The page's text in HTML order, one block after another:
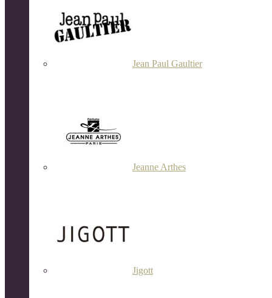
Jean Paul Gaultier
Jeanne Arthes
Jigott